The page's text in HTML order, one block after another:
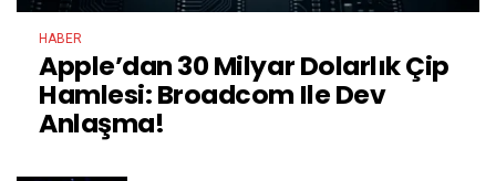
HABER
Apple’dan 30 Milyar Dolarlık Çip
Hamlesi: Broadcom Ile Dev
Anlaşma!